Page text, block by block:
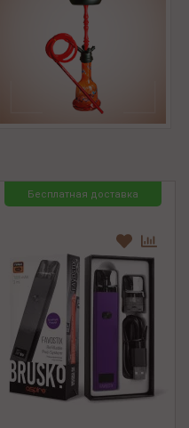
Бесплатная доставка